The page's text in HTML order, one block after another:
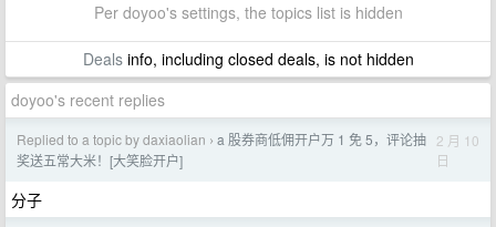
Per doyoo's settings, the topics list is hidden
Dealsinfo, including closed deals, is not hidden
doyoo's recent replies
Replied to a topic by daxiaolian › a 股券商低佣开户万 1 免 5，评论抽
奖送五常大米！[大笑脸开户]
2 月 10
日
分子